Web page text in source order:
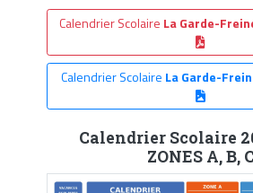
Calendrier Scolaire La Garde-
Calendrier Scolaire La Garde-
Calendrier Scolaire
ZONES A, B, C